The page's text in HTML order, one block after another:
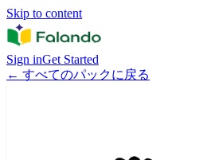
Skip to content
Sign inGet Started
← すべてのパックに戻る